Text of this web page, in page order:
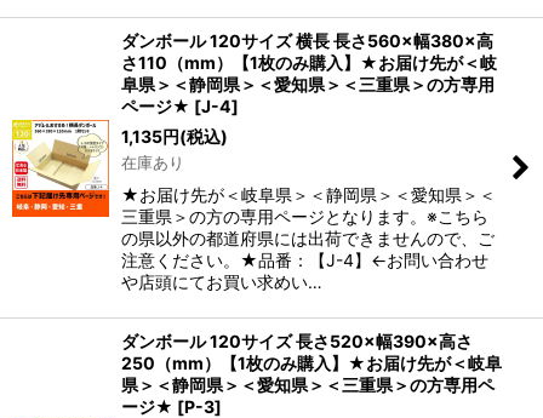
ダンボール 120サイズ 横長 長さ560×幅380×高
さ110（mm）【1枚のみ購入】★お届け先が＜岐
阜県＞＜静岡県＞＜愛知県＞＜三重県＞の方専用
ページ★ [J-4]
1,135円(税込)
在庫あり
★お届け先が＜岐阜県＞＜静岡県＞＜愛知県＞＜
三重県＞の方の専用ページとなります。※こちら
の県以外の都道府県には出荷できませんので、ご
注意ください。★品番：【J-4】←お問い合わせ
や店頭にてお買い求めい…
ダンボール 120サイズ 長さ520×幅390×高さ
250（mm）【1枚のみ購入】★お届け先が＜岐阜
県＞＜静岡県＞＜愛知県＞＜三重県＞の方専用ペ
ージ★ [P-3]